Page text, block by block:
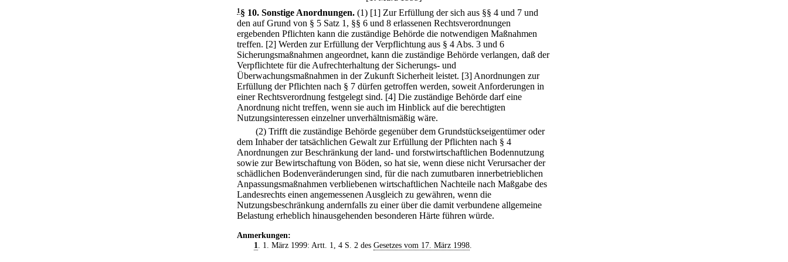
1 § 10. Sonstige Anordnungen. (1) [1] Zur Erfüllung der sich aus §§ 4 und 7 und
den auf Grund von § 5 Satz 1, §§ 6 und 8 erlassenen Rechtsverordnungen
ergebenden Pflichten kann die zuständige Behörde die notwendigen Maßnahmen
treffen. [2] Werden zur Erfüllung der Verpflichtung aus § 4 Abs. 3 und 6
Sicherungsmaßnahmen angeordnet, kann die zuständige Behörde verlangen, daß der
Verpflichtete für die Aufrechterhaltung der Sicherungs- und
Überwachungsmaßnahmen in der Zukunft Sicherheit leistet. [3] Anordnungen zur
Erfüllung der Pflichten nach § 7 dürfen getroffen werden, soweit Anforderungen in
einer Rechtsverordnung festgelegt sind. [4] Die zuständige Behörde darf eine
Anordnung nicht treffen, wenn sie auch im Hinblick auf die berechtigten
Nutzungsinteressen einzelner unverhältnismäßig wäre.
(2) Trifft die zuständige Behörde gegenüber dem Grundstückseigentümer oder
dem Inhaber der tatsächlichen Gewalt zur Erfüllung der Pflichten nach § 4
Anordnungen zur Beschränkung der land- und forstwirtschaftlichen Bodennutzung
sowie zur Bewirtschaftung von Böden, so hat sie, wenn diese nicht Verursacher der
schädlichen Bodenveränderungen sind, für die nach zumutbaren innerbetrieblichen
Anpassungsmaßnahmen verbliebenen wirtschaftlichen Nachteile nach Maßgabe des
Landesrechts einen angemessenen Ausgleich zu gewähren, wenn die
Nutzungsbeschränkung andernfalls zu einer über die damit verbundene allgemeine
Belastung erheblich hinausgehenden besonderen Härte führen würde.
Anmerkungen:
1. 1. März 1999: Artt. 1, 4 S. 2 des Gesetzes vom 17. März 1998.